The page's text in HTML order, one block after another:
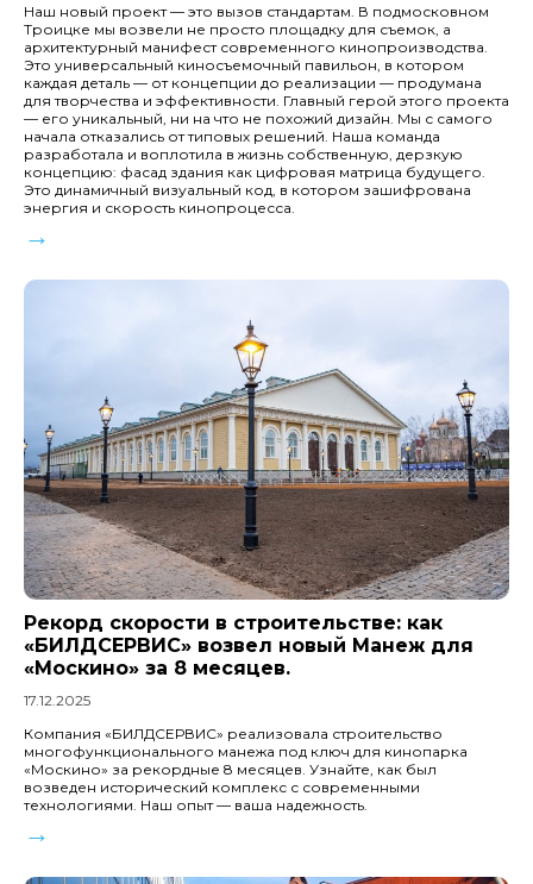
Наш новый проект — это вызов стандартам. В подмосковном
Троицке мы возвели не просто площадку для съемок, а
архитектурный манифест современного кинопроизводства.
Это универсальный киносъемочный павильон, в котором
каждая деталь — от концепции до реализации — продумана
для творчества и эффективности. Главный герой этого проекта
— его уникальный, ни на что не похожий дизайн. Мы с самого
начала отказались от типовых решений. Наша команда
разработала и воплотила в жизнь собственную, дерзкую
концепцию: фасад здания как цифровая матрица будущего.
Это динамичный визуальный код, в котором зашифрована
энергия и скорость кинопроцесса.
→
Рекорд скорости в строительстве: как
«БИЛДСЕРВИС» возвел новый Манеж для
«Москино» за 8 месяцев.
17.12.2025
Компания «БИЛДСЕРВИС» реализовала строительство
многофункционального манежа под ключ для кинопарка
«Москино» за рекордные 8 месяцев. Узнайте, как был
возведен исторический комплекс с современными
технологиями. Наш опыт — ваша надежность.
→